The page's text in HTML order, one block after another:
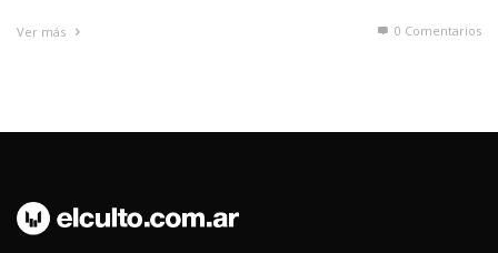
Ver más 0 Comentarios